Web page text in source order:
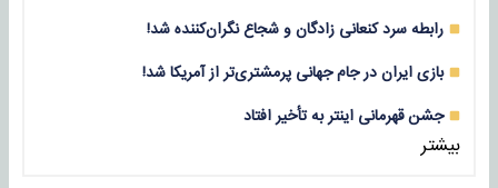
رابطه سرد کنعانی زادگان و شجاع نگران‌کننده شد!
بازی‌ ایران در جام جهانی پرمشتری‌تر از آمریکا شد!
جشن قهرمانی اینتر به تأخیر افتاد
بیشتر